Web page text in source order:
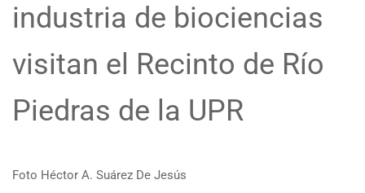
industria de biociencias
visitan el Recinto de Río
Piedras de la UPR
Foto Héctor A. Suárez De Jesús